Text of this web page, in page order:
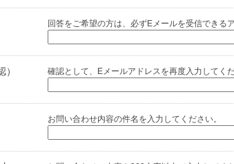
回答をご希望の方は、必ずEメールを受信できる
確認として、Eメールアドレスを再度入力してくだ
お問い合わせ内容の件名を入力してください。